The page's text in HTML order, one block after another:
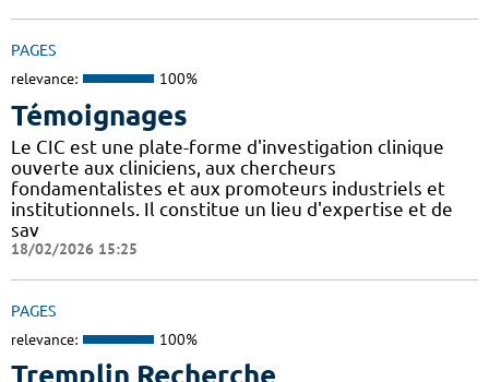
PAGES
relevance: 100%
Témoignages
Le CIC est une plate-forme d'investigation clinique
ouverte aux cliniciens, aux chercheurs
fondamentalistes et aux promoteurs industriels et
institutionnels. Il constitue un lieu d'expertise et de
sav
18/02/2026 15:25
PAGES
relevance: 100%
Tremplin Recherche